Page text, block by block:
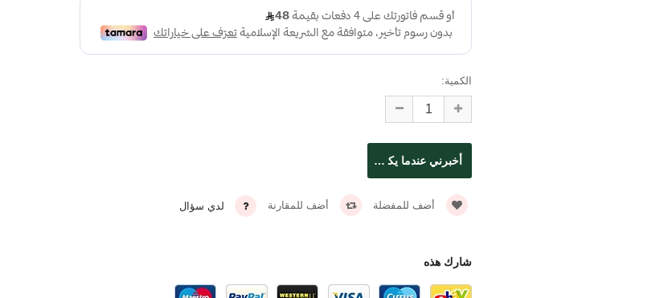
الذي يسهل وصول هذه الثمار
.بالنسبة للطلب توصلت كما
الكمية:
أضف للمفضلة أضف للمقارنة لدي سؤال
شارك هذه